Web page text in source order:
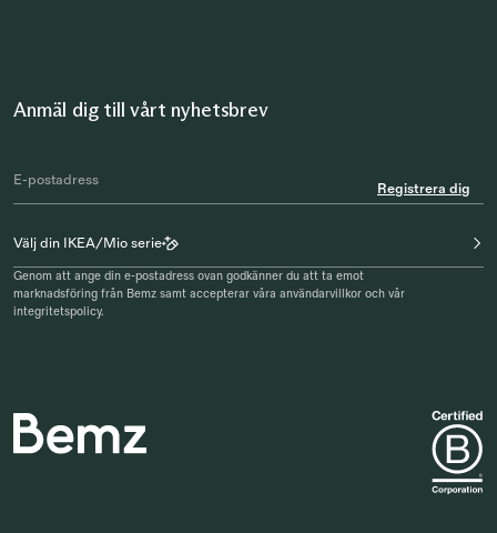
Anmäl dig till vårt nyhetsbrev
Registrera dig
Välj din IKEA/Mio serie
Genom att ange din e-postadress ovan godkänner du att ta emot
marknadsföring från Bemz samt accepterar våra användarvillkor och vår
integritetspolicy.